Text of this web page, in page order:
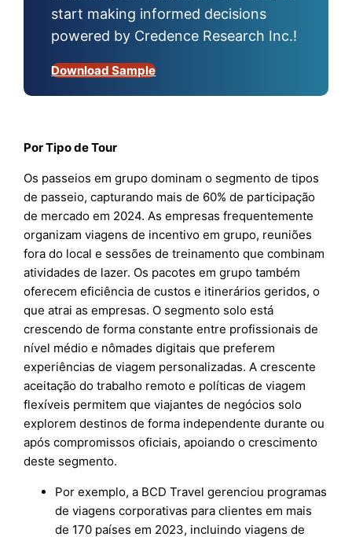
start making informed decisions
powered by Credence Research Inc.!
Download Sample
Por Tipo de Tour
Os passeios em grupo dominam o segmento de tipos
de passeio, capturando mais de 60% de participação
de mercado em 2024. As empresas frequentemente
organizam viagens de incentivo em grupo, reuniões
fora do local e sessões de treinamento que combinam
atividades de lazer. Os pacotes em grupo também
oferecem eficiência de custos e itinerários geridos, o
que atrai as empresas. O segmento solo está
crescendo de forma constante entre profissionais de
nível médio e nômades digitais que preferem
experiências de viagem personalizadas. A crescente
aceitação do trabalho remoto e políticas de viagem
flexíveis permitem que viajantes de negócios solo
explorem destinos de forma independente durante ou
após compromissos oficiais, apoiando o crescimento
deste segmento.
Por exemplo, a BCD Travel gerenciou programas
de viagens corporativas para clientes em mais
de 170 países em 2023, incluindo viagens de